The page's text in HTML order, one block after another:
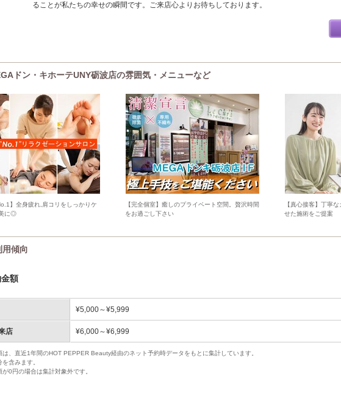
ることが私たちの幸せの瞬間です。ご来店心よりお待ちしております。
ドン・キホーテUNY砺波店の雰囲気・メニューなど
】全身疲れ,肩コリをしっかりケ
に◎
【完全個室】癒しのプライベート空間。贅沢時間
をお過ごし下さい
【真心接客】丁寧
せた施術をご提案
用傾向
額
¥5,000～¥5,999
店 ¥6,000～¥6,999
、直近1年間のHOT PEPPER Beauty経由のネット予約時データをもとに集計しています。
含みます。
0円の場合は集計対象外です。